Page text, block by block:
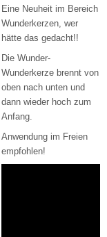
Eine Neuheit im Bereich
Wunderkerzen, wer
hätte das gedacht!!
Die Wunder-
Wunderkerze brennt von
oben nach unten und
dann wieder hoch zum
Anfang.
Anwendung im Freien
empfohlen!